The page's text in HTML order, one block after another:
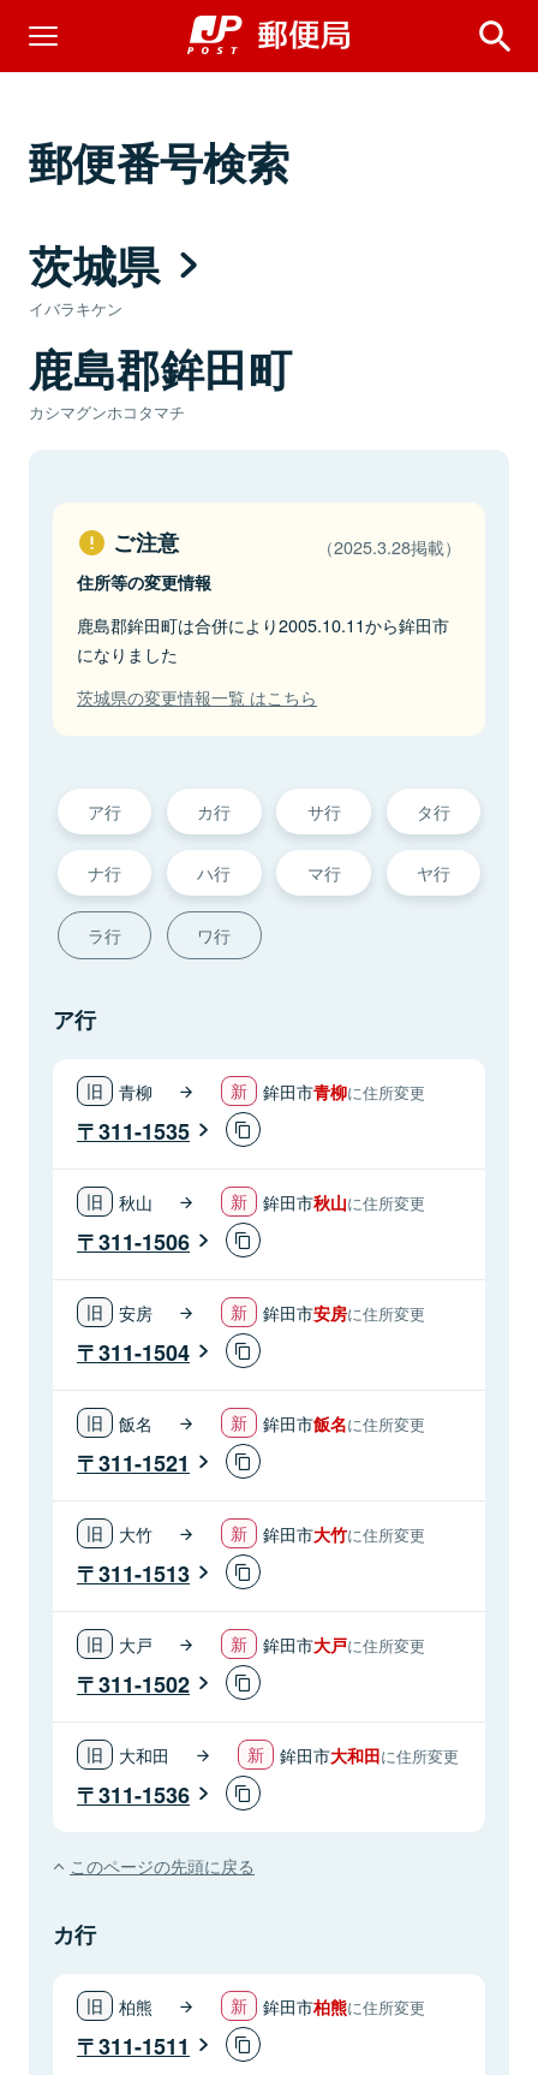
郵便番号検索
茨城県
イバラキケン
鹿島郡鉾田町
カシマグンホコタマチ
ご注意 （2025.3.28掲載）
住所等の変更情報
鹿島郡鉾田町は合併により2005.10.11から鉾田市
になりました
茨城県の変更情報一覧 はこちら
ア行 カ行 サ行 タ行
ナ行 ハ行 マ行 ヤ行
ラ行 ワ行
ア行
青柳 鉾田市青柳に住所変更
311-1535
秋山 鉾田市秋山に住所変更
311-1506
安房 鉾田市安房に住所変更
311-1504
飯名 鉾田市飯名に住所変更
311-1521
大竹 鉾田市大竹に住所変更
311-1513
大戸 鉾田市大戸に住所変更
311-1502
大和田 鉾田市大和田に住所変更
311-1536
このページの先頭に戻る
カ行
柏熊 鉾田市柏熊に住所変更
311-1511